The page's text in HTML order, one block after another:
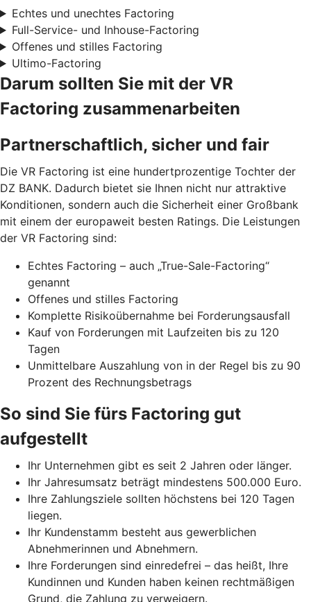
Echtes und unechtes Factoring
Full-Service- und Inhouse-Factoring
Offenes und stilles Factoring
Ultimo-Factoring
Darum sollten Sie mit der VR
Factoring zusammenarbeiten
Partnerschaftlich, sicher und fair
Die VR Factoring ist eine hundertprozentige Tochter der
DZ BANK. Dadurch bietet sie Ihnen nicht nur attraktive
Konditionen, sondern auch die Sicherheit einer Großbank
mit einem der europaweit besten Ratings. Die Leistungen
der VR Factoring sind:
Echtes Factoring – auch „True-Sale-Factoring“
genannt
Offenes und stilles Factoring
Komplette Risikoübernahme bei Forderungsausfall
Kauf von Forderungen mit Laufzeiten bis zu 120
Tagen
Unmittelbare Auszahlung von in der Regel bis zu 90
Prozent des Rechnungsbetrags
So sind Sie fürs Factoring gut
aufgestellt
Ihr Unternehmen gibt es seit 2 Jahren oder länger.
Ihr Jahresumsatz beträgt mindestens 500.000 Euro.
Ihre Zahlungsziele sollten höchstens bei 120 Tagen
liegen.
Ihr Kundenstamm besteht aus gewerblichen
Abnehmerinnen und Abnehmern.
Ihre Forderungen sind einredefrei – das heißt, Ihre
Kundinnen und Kunden haben keinen rechtmäßigen
Grund, die Zahlung zu verweigern.